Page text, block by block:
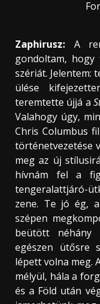
Zaphirusz: A
gondoltam,
szériát. Jelentem:
ülése
teremtette újjá a
Valahogy úgy,
Chris Columbus
történetvezetése
meg az új
hívnám fel a
tengeralattjáró-
zene. Te jó ég,
szépen
beütött néhány
egészen ütősre
lépett volna meg.
mélyül, hála a
és a Föld után